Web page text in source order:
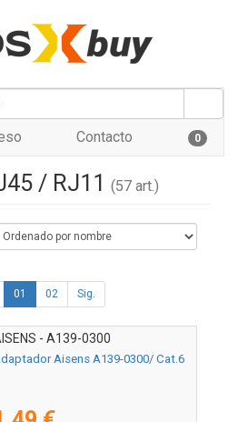
Contacto 0
/ RJ11 (57 art.)
01 02 Sig.
- A139-0300
Aisens A139-0300/ Cat.6